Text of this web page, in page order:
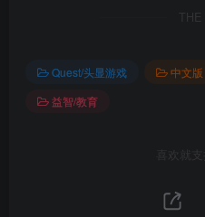
THE
Quest/头显游戏 中文版
益智/教育
喜欢就